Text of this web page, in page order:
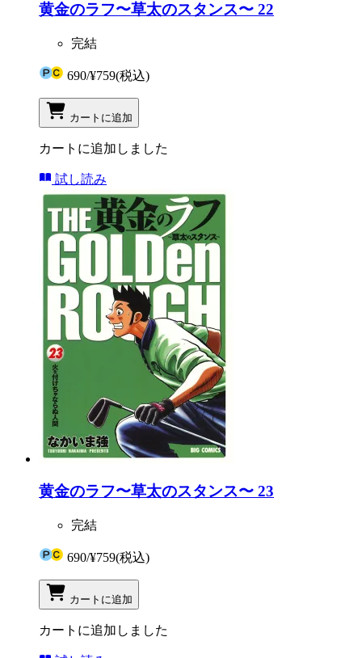
黄金のラフ〜草太のスタンス〜 22
完結
690/¥759(税込)
カートに追加
カートに追加しました
試し読み
黄金のラフ〜草太のスタンス〜 23
完結
690/¥759(税込)
カートに追加
カートに追加しました